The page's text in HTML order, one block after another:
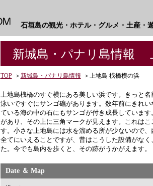
石垣島の観光・ホテル・グルメ・土産・
新城島・パナリ島情報
TOP ＞ 新城島・パナリ島情報 ＞ 上地島 桟橋横の浜
上地島桟橋のすぐ横にある美しい浜です。きっと
泳いですぐにサンゴ礁があります。数年前にきれ
ている海の中の石にもサンゴが付き成長していま
があり、その上に三角マークが見えます。これは
す。小さな上地島には水を溜める所が少ないので
全てにいえることですが、昔はこうした設備がな
た。今でも島内を歩くと、その跡がうかがえます。
Date ＆ Map